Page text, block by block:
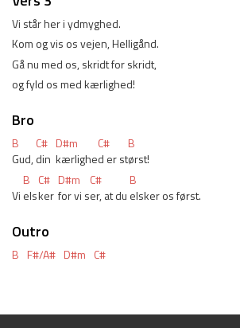
Vi står her i ydmyghed.
Kom og vis os vejen, Helligånd.
Gå nu med os, skridt for skridt,
og fyld os med kærlighed!
Bro
B C# D#m C#
B
Gud, din kærlighed er størst!
B C# D#m C#
B
Vi elsker for vi ser, at du elsker os først.
Outro
B F#/A# D#m C#